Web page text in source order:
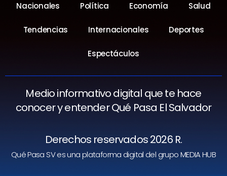
Nacionales Política Economía Salud
Tendencias Internacionales Deportes
Espectáculos
Medio informativo digital que te hace
conocer y entender Qué Pasa El Salvador
Derechos reservados 2026 R.
Qué Pasa SV es una plataforma digital del grupo MEDIA HUB